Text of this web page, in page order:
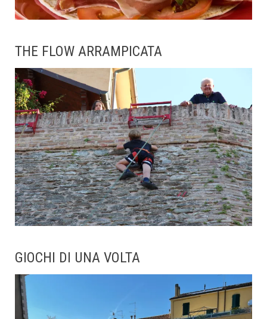
THE FLOW ARRAMPICATA
GIOCHI DI UNA VOLTA